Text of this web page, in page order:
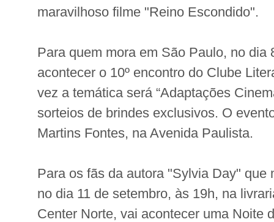
maravilhoso filme "Reino Escondido".
Para quem mora em São Paulo, no dia
acontecer o 10º encontro do Clube
vez a temática será “Adaptações
sorteios de brindes exclusivos. O
Martins Fontes, na Avenida Paulista.
Para os fãs da autora "Sylvia Day" que
no dia 11 de setembro, às 19h, na
Center Norte, vai acontecer uma Noite